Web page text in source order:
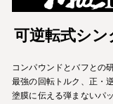
可逆転式シ
コンパウンドとバフとの
最強の回転トルク、正・
塗膜に伝える弾まないパ